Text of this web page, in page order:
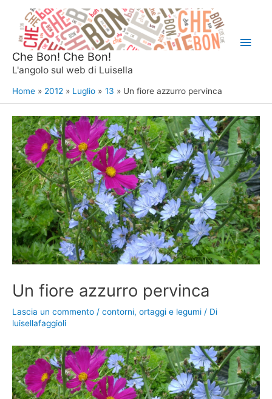
contenuto
Che Bon! Che Bon!
L'angolo sul web di Luisella
Home 2012 Luglio 13 Un fiore azzurro pervinca
Un fiore azzurro pervinca
Lascia un commento / contorni, ortaggi e legumi / Di
luisellafaggioli